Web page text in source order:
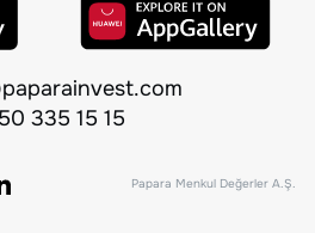
335 15 15
Papara Menkul Değerler A.Ş.